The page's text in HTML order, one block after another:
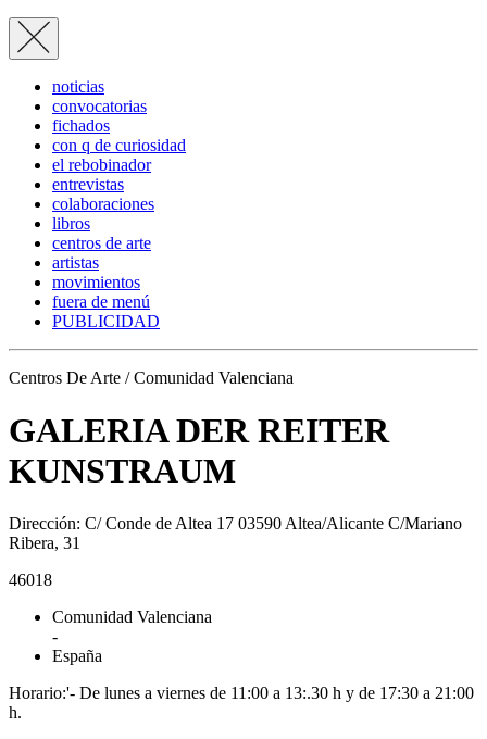
noticias
convocatorias
fichados
con q de curiosidad
el rebobinador
entrevistas
colaboraciones
libros
centros de arte
artistas
movimientos
fuera de menú
PUBLICIDAD
Centros De Arte / Comunidad Valenciana
GALERIA DER REITER
KUNSTRAUM
Dirección: C/ Conde de Altea 17 03590 Altea/Alicante C/Mariano
Ribera, 31
46018
Comunidad Valenciana
-
España
Horario:'- De lunes a viernes de 11:00 a 13:.30 h y de 17:30 a 21:00
h.